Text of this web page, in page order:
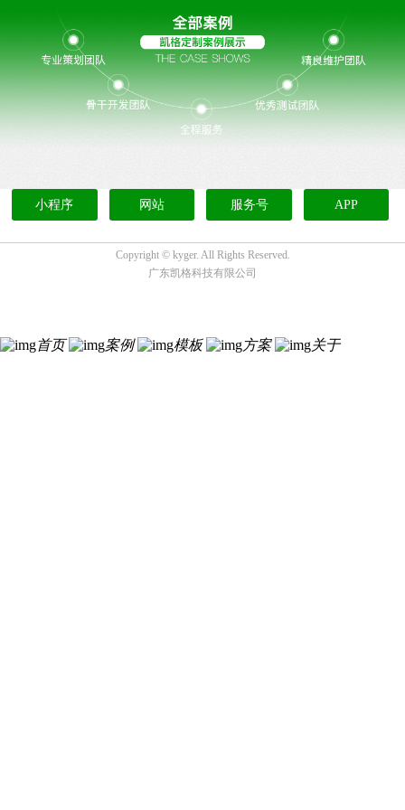
小程序 网站 服务号 APP
Copyright © kyger. All Rights Reserved.
广东凯格科技有限公司
首页 案例 模板 方案 关于